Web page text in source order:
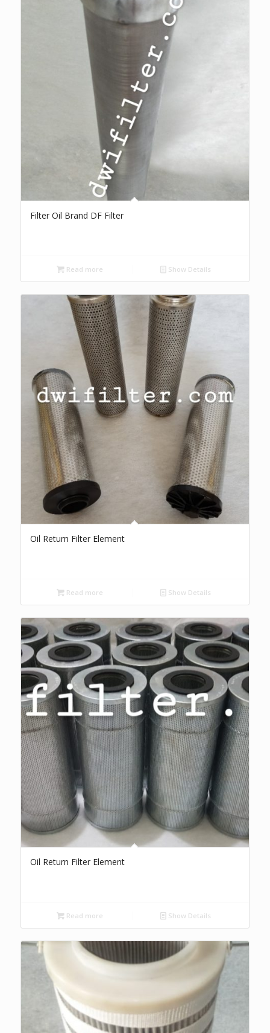
Filter Oil Brand DF Filter
Read more Show Details
Oil Return Filter Element
Read more Show Details
Oil Return Filter Element
Read more Show Details